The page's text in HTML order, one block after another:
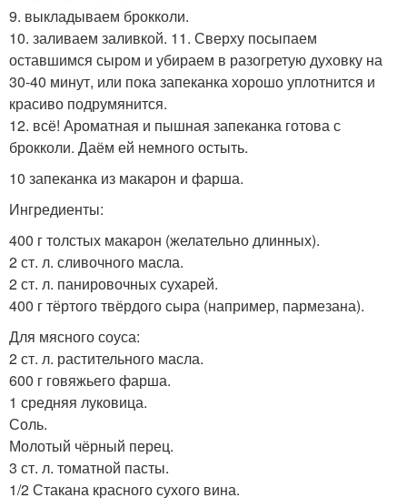
9. выкладываем брокколи.
10. заливаем заливкой. 11. Сверху посыпаем
оставшимся сыром и убираем в разогретую духовку на
30-40 минут, или пока запеканка хорошо уплотнится и
красиво подрумянится.
12. всё! Ароматная и пышная запеканка готова с
брокколи. Даём ей немного остыть.
10 запеканка из макарон и фарша.
Ингредиенты:
400 г толстых макарон (желательно длинных).
2 ст. л. сливочного масла.
2 ст. л. панировочных сухарей.
400 г тёртого твёрдого сыра (например, пармезана).
Для мясного соуса:
2 ст. л. растительного масла.
600 г говяжьего фарша.
1 средняя луковица.
Соль.
Молотый чёрный перец.
3 ст. л. томатной пасты.
1/2 Стакана красного сухого вина.